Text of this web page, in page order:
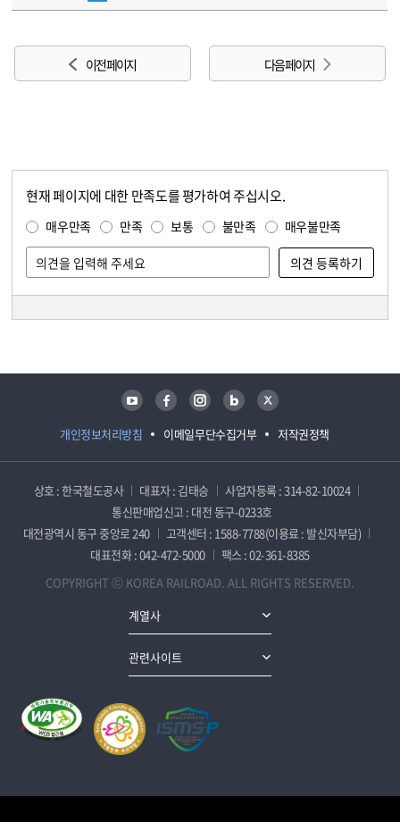
이전 페이지 다음 페이지
현재 페이지에 대한 만족도를 평가하여 주십시오.
매우만족 만족 보통 불만족 매우불만족
개인정보처리방침 이메일무단수집거부 저작권정책
유튜브 페이스북 인스타그램 블로그 트위터
상호 : 한국철도공사 대표자 : 김태승
사업자등록 : 314-82-10024
통신판매업신고 : 대전 동구-0233호
대전광역시 동구 중앙로 240
고객센터 : 1588-7788(이용료 : 발신자부담)
대표전화 : 042-472-5000
팩스 : 02-361-8385
COPYRIGHT ⓒ KOREA RAILROAD. ALL RIGHTS RESERVED.
계열사
관련사이트